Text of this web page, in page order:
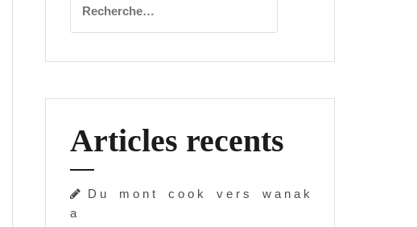
Articles recents
D u m o n t c o o k v e r s w a n a k
a